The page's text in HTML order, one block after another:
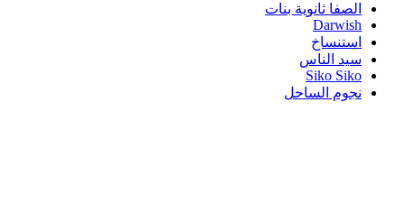
الصفا ثانوية بنات
Darwish
استنساخ
سيد الناس
Siko Siko
نجوم الساحل